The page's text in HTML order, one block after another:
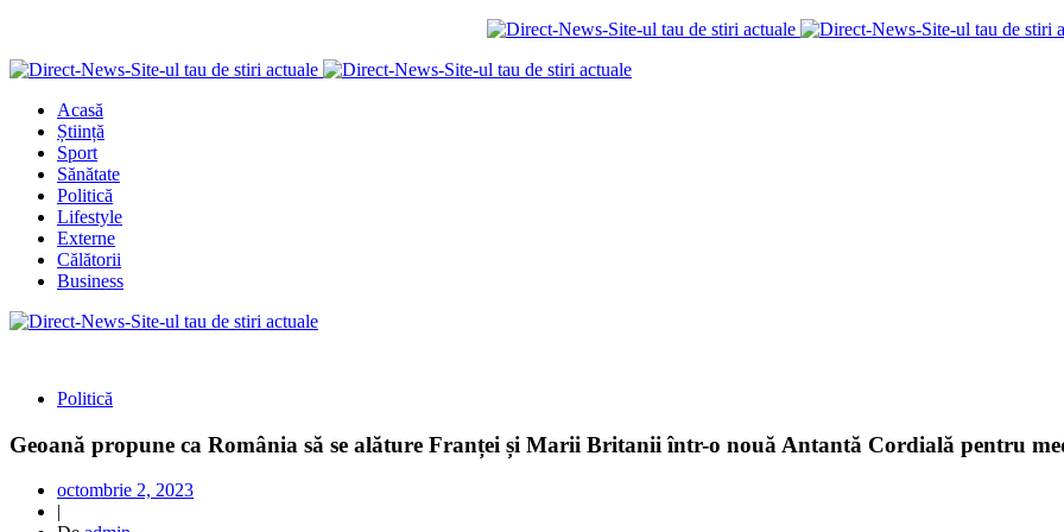
Acasă
Știință
Sport
Sănătate
Politică
Lifestyle
Externe
Călătorii
Business
Politică
Geoană propune ca România să se alăture Franței și Marii Britanii într-o nouă Antantă Cordială pentru
octombrie 2, 2023
|